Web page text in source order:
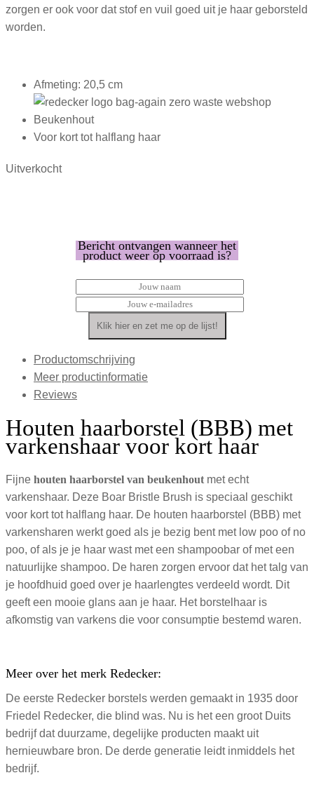
zorgen er ook voor dat stof en vuil goed uit je haar geborsteld
worden.
Afmeting: 20,5 cm
Beukenhout
Voor kort tot halflang haar
Uitverkocht
Bericht ontvangen wanneer het
product weer op voorraad is?
Productomschrijving
Meer productinformatie
Reviews
Houten haarborstel (BBB) met
varkenshaar voor kort haar
Fijne houten haarborstel van beukenhout met echt
varkenshaar. Deze Boar Bristle Brush is speciaal geschikt
voor kort tot halflang haar. De houten haarborstel (BBB) met
varkensharen werkt goed als je bezig bent met low poo of no
poo, of als je je haar wast met een shampoobar of met een
natuurlijke shampoo. De haren zorgen ervoor dat het talg van
je hoofdhuid goed over je haarlengtes verdeeld wordt. Dit
geeft een mooie glans aan je haar. Het borstelhaar is
afkomstig van varkens die voor consumptie bestemd waren.
Meer over het merk Redecker:
De eerste Redecker borstels werden gemaakt in 1935 door
Friedel Redecker, die blind was. Nu is het een groot Duits
bedrijf dat duurzame, degelijke producten maakt uit
hernieuwbare bron. De derde generatie leidt inmiddels het
bedrijf.